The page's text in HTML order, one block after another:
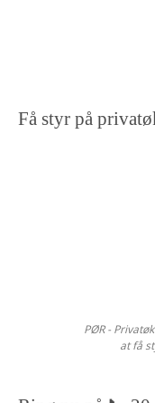
Få styr på
PØR -
at få